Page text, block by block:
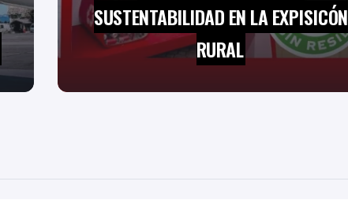
SUSTENTABILIDAD EN LA EXPISICÓN
RURAL